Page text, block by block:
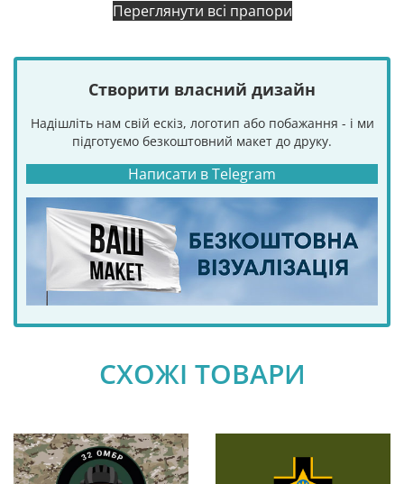
Переглянути всі прапори
Створити власний дизайн
Надішліть нам свій ескіз, логотип або побажання - і ми
підготуємо безкоштовний макет до друку.
Написати в Telegram
СХОЖІ ТОВАРИ